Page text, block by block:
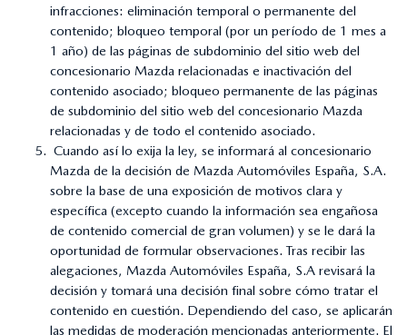
infracciones: eliminación temporal o permanente del
contenido; bloqueo temporal (por un período de 1 mes a
1 año) de las páginas de subdominio del sitio web del
concesionario Mazda relacionadas e inactivación del
contenido asociado; bloqueo permanente de las páginas
de subdominio del sitio web del concesionario Mazda
relacionadas y de todo el contenido asociado.
Cuando así lo exija la ley, se informará al concesionario
Mazda de la decisión de Mazda Automóviles España, S.A.
sobre la base de una exposición de motivos clara y
específica (excepto cuando la información sea engañosa
de contenido comercial de gran volumen) y se le dará la
oportunidad de formular observaciones. Tras recibir las
alegaciones, Mazda Automóviles España, S.A revisará la
decisión y tomará una decisión final sobre cómo tratar el
contenido en cuestión. Dependiendo del caso, se aplicarán
las medidas de moderación mencionadas anteriormente. El